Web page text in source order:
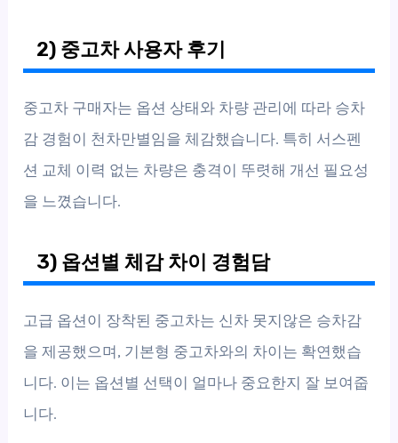
2) 중고차 사용자 후기
중고차 구매자는 옵션 상태와 차량 관리에 따라 승차
감 경험이 천차만별임을 체감했습니다. 특히 서스펜
션 교체 이력 없는 차량은 충격이 뚜렷해 개선 필요성
을 느꼈습니다.
3) 옵션별 체감 차이 경험담
고급 옵션이 장착된 중고차는 신차 못지않은 승차감
을 제공했으며, 기본형 중고차와의 차이는 확연했습
니다. 이는 옵션별 선택이 얼마나 중요한지 잘 보여줍
니다.